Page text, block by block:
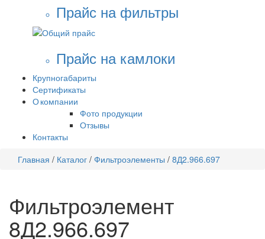
Прайс на фильтры
Прайс на камлоки
Крупногабариты
Сертификаты
О компании
Фото продукции
Отзывы
Контакты
Главная / Каталог / Фильтроэлементы / 8Д2.966.697
Фильтроэлемент
8Д2.966.697